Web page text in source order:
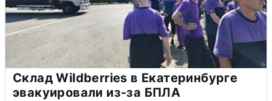
Склад Wildberries в Екатеринбурге
эвакуировали из-за БПЛА